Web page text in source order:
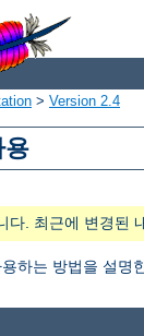
> Version 2.4
용
다. 최근에 변경된
하는 방법을 설명